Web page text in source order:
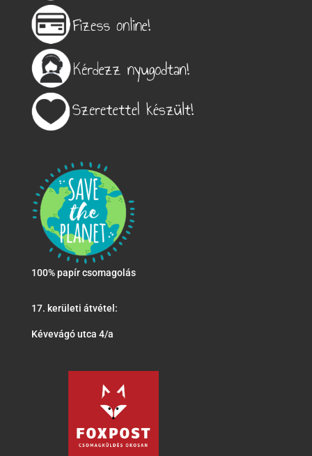
100% papír csomagolás
17. kerületi átvétel:
Kévevágó utca 4/a